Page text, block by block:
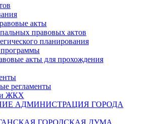
акты
правовых актов
планирования
акты для прохождения
регламенты
ЖКХ
АДМИНИСТРАЦИЯ ГОРОДА
ГОРОДСКАЯ ДУМА